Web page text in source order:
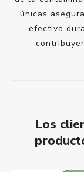
únicas
efectiva
Los